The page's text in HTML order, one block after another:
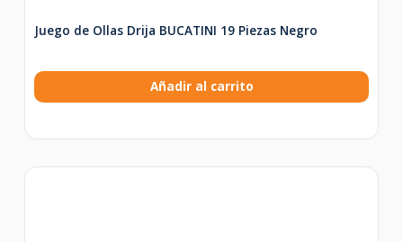
Juego de Ollas Drija BUCATINI 19 Piezas Negro
Añadir al carrito